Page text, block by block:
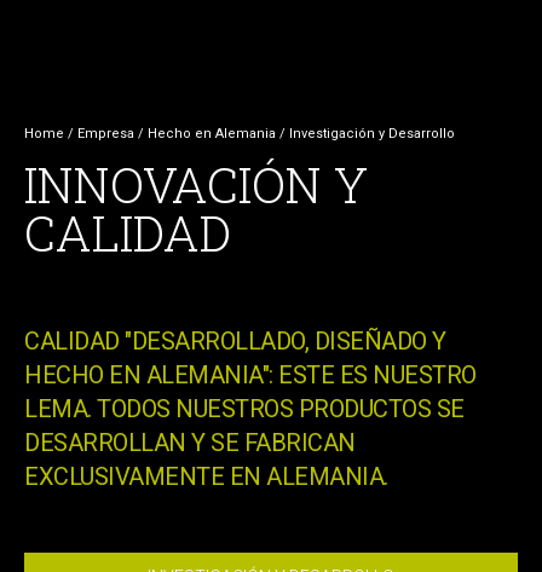
Home / Empresa / Hecho en Alemania / Investigación y Desarrollo
INNOVACIÓN Y
CALIDAD
CALIDAD "DESARROLLADO, DISEÑADO Y
HECHO EN ALEMANIA": ESTE ES NUESTRO
LEMA. TODOS NUESTROS PRODUCTOS SE
DESARROLLAN Y SE FABRICAN
EXCLUSIVAMENTE EN ALEMANIA.